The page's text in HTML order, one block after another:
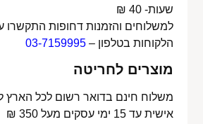
שעות- 40 ₪
למשלוחים והזמנות דחופות התקשרו
הלקוחות בטלפון –03-7159995
מוצרים לחריטה
משלוח חינם בדואר רשום לכל הארץ
אישית עד 15 ימי עסקים מעל 350 ₪